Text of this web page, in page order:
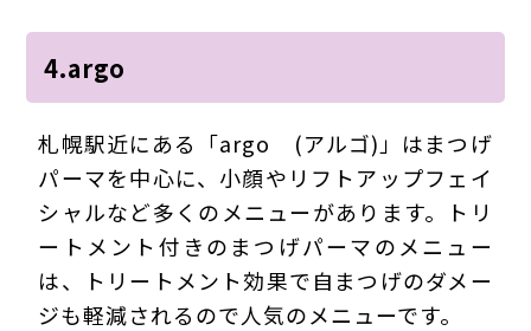
4.argo
札幌駅近にある「argo (アルゴ)」はまつげ
パーマを中心に、小顔やリフトアップフェイ
シャルなど多くのメニューがあります。トリ
ートメント付きのまつげパーマのメニュー
は、トリートメント効果で自まつげのダメー
ジも軽減されるので人気のメニューです。